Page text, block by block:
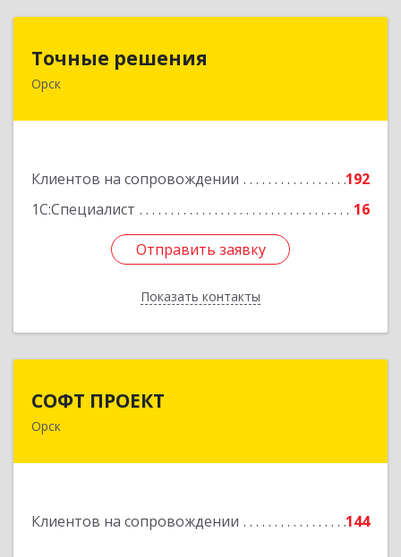
Точные решения
Орск
Клиентов на сопровождении
192
1С:Специалист
16
Отправить заявку
Показать контакты
Подробнее
Отправить заявку
Назад
СОФТ ПРОЕКТ
Орск
Клиентов на сопровождении 144